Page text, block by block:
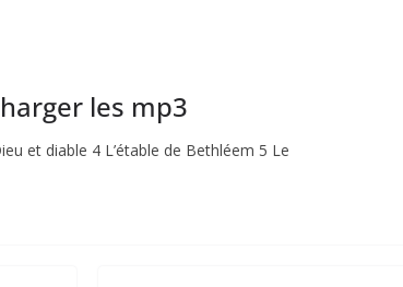
les mp3
et diable 4 L’étable de Bethléem 5 Le